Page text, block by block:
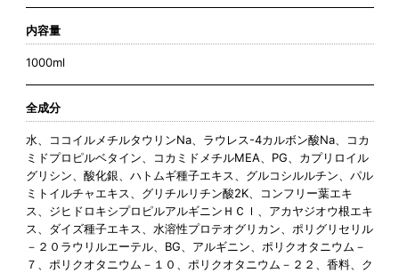
内容量
1000ml
全成分
水、ココイルメチルタウリンNa、ラウレス-4カルボン酸Na、コカ
ミドプロピルベタイン、コカミドメチルMEA、PG、カプリロイル
グリシン、酸化銀、ハトムギ種子エキス、グルコシルルチン、パル
ミトイルチャエキス、グリチルリチン酸2K、コンフリー葉エキ
ス、ジヒドロキシプロピルアルギニンＨＣｌ、アカヤジオウ根エキ
ス、ダイズ種子エキス、水溶性プロテオグリカン、ポリグリセリル
－２０ラウリルエーテル、BG、アルギニン、ポリクオタニウム－
７、ポリクオタニウム－１０、ポリクオタニウム－２２、香料、ク